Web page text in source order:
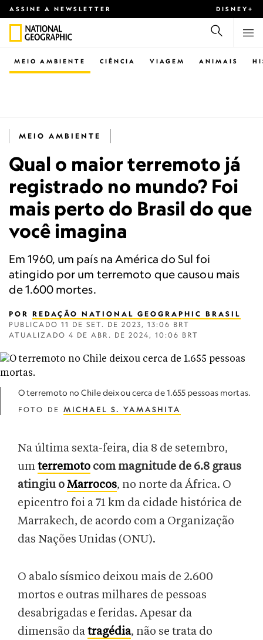
ASSINE A NEWSLETTER DISNEY+
CIÊNCIA VIAGEM ANIMAIS
MEIO AMBIENTE
MEIO AMBIENTE
Qual o maior terremoto já
registrado no mundo? Foi
mais perto do Brasil do que
você imagina
Em 1960, um país na América do Sul foi
atingido por um terremoto que causou mais
de 1.600 mortes.
POR REDAÇÃO NATIONAL GEOGRAPHIC BRASIL
PUBLICADO 11 DE SET. DE 2023, 13:06 BRT
ATUALIZADO 4 DE ABR. DE 2024, 10:06 BRT
O terremoto no Chile deixou cerca de 1.655 pessoas mortas.
FOTO DE MICHAEL S. YAMASHITA
Na última sexta-feira, dia 8 de setembro,
umterremoto com magnitude de 6.8 graus
atingiu oMarrocos, no norte da África. O
epicentro foi a 71 km da cidade histórica de
Marrakech, de acordo com a Organização
das Nações Unidas (ONU).
O abalo sísmico deixou mais de 2.600
mortos e outras milhares de pessoas
desabrigadas e feridas. Apesar da
dimensão datragédia, não se trata do